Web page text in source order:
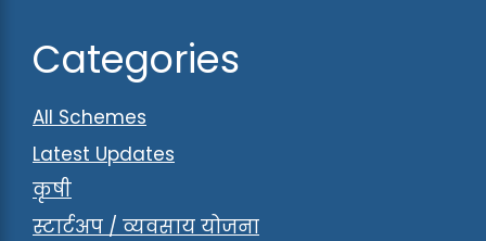
Categories
All Schemes
Latest Updates
कृषी
स्टार्टअप / व्यवसाय योजना